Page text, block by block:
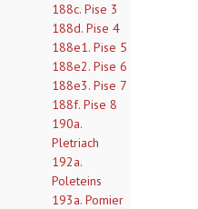
188c. Pise 3
188d. Pise 4
188e1. Pise 5
188e2. Pise 6
188e3. Pise 7
188f. Pise 8
190a.
Pletriach
192a.
Poleteins
193a. Pomier